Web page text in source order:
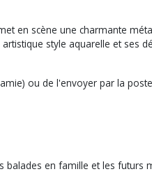
en scène une charmante
style aquarelle et ses
ou de l'envoyer par la
en famille et les futurs